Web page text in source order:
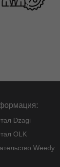
Dzagi
OLK
Weedy